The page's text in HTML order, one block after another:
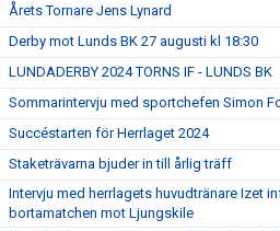
Årets Tornare Jens Lynard
Derby mot Lunds BK 27 augusti kl 18:30
LUNDADERBY 2024 TORNS IF - LUNDS BK
Sommarintervju med sportchefen Simon
Succéstarten för Herrlaget 2024
Staketrävarna bjuder in till årlig träff
Intervju med herrlagets huvudtränare Izet
bortamatchen mot Ljungskile